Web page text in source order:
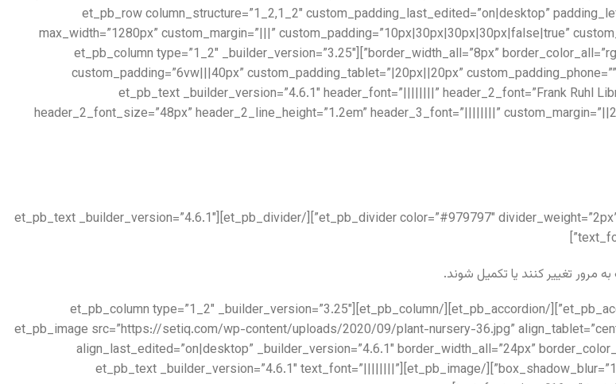
_builder_version=”3.22″][et_pb_row column_structure=”1_2,1_2″ custom_padding_last_edited=”on|desktop”
max_width=”1280px” custom_margin=”|||” custom_padding=”10px|30px|30px|30px|false|true”
border_width_all=”8px” border_color_all=”rgba(115,39,39,0.06)” use_custom_width=”on” custom_width_px=”1280px”][et_pb_column type=”1_2″ _builder_version=”3.25″
custom_padding=”6vw|||40px” custom_padding_tablet=”|20px||20px”
padding_last_edited=”on|tablet” custom_padding__hover=”|||”][et_pb_text _builder_version=”4.6.1″ header_font=”||||||||” header_2_font=”Frank
header_2_font_size=”48px” header_2_line_height=”1.2em” header_3_font=”||||||||”
[/et_pb_text][et_pb_divider color=”#979797″ divider_weight=”2px” _builder_version=”4.6.1″ max_width=”100px” locked=”off”][/et_pb_divider][et_pb_text _builder_version=”4.6.1″
تغییر کنند یا تکمیل شوند.
[/et_pb_text][et_pb_accordion _builder_version=”4.6.1″ _module_preset=”default”][/et_pb_accordion][/et_pb_column][et_pb_column type=”1_2″ _builder_version=”3.25″
custom_padding=”|||” custom_padding__hover=”|||”][et_pb_image src=”https://setiq.com/wp-content/uploads/2020/09/plant-nursery-36.jpg”
align_last_edited=”on|desktop” _builder_version=”4.6.1″ border_width_all=”24px”
box_shadow_blur=”140px” box_shadow_spread=”-40px” box_shadow_color=”rgba(0,0,0,0.4)”][/et_pb_image][et_pb_text _builder_version=”4.6.1″ text_font=”||||||||”